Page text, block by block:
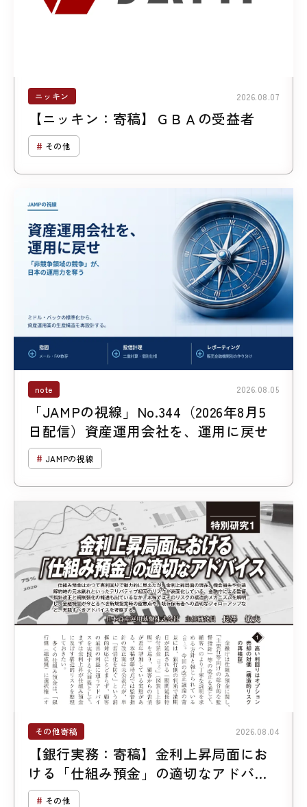
ニッキン 2026.08.07
【ニッキン：寄稿】ＧＢＡの受益者
その他
note 2026.08.05
「JAMPの視線」No.344（2026年8月5
日配信）資産運用会社を、運用に戻せ
JAMPの視線
その他寄稿 2026.08.04
【銀行実務：寄稿】金利上昇局面にお
ける「仕組み預金」の適切なアドバイ
ス その他